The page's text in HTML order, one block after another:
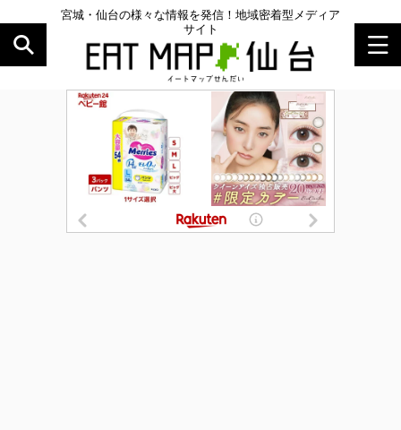
宮城・仙台の様々な情報を発信！地域密着型メディア
サイト